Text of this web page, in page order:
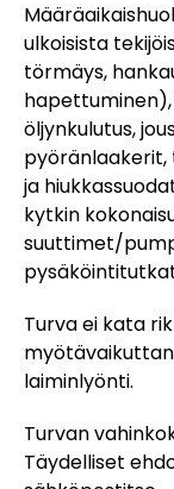
ulkoisista
törmäys,
öljynkulutus,
ja
kytkin
suuttimet/
Turva ei kata
laiminlyönti.
Turvan
Täydelliset